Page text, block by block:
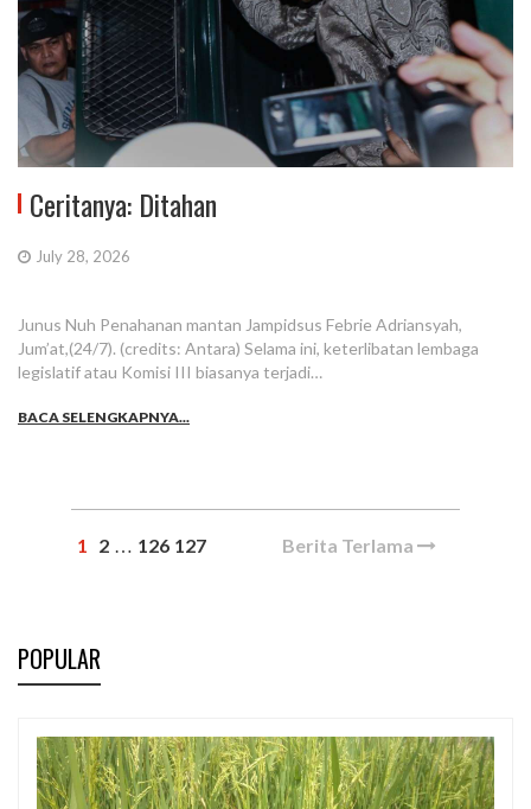
Ceritanya: Ditahan
July 28, 2026
Junus Nuh Penahanan mantan Jampidsus Febrie Adriansyah,
Jum’at,(24/7). (credits: Antara) Selama ini, keterlibatan lembaga
legislatif atau Komisi III biasanya terjadi…
BACA SELENGKAPNYA...
1 2 … 126 127 Berita Terlama
POPULAR